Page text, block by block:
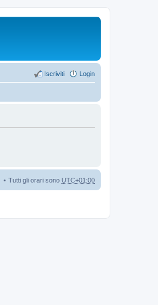
Login
Iscriviti
Tutti gli orari sono UTC+01:00